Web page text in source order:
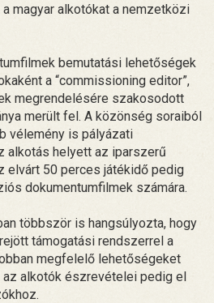
magyar alkotókat a nemzetközi
bemutatási lehetőségek
a “commissioning editor”,
megrendelésére szakosodott
merült fel. A közönség soraiból
vélemény is pályázati
alkotás helyett az iparszerű
elvárt 50 perces játékidő pedig
dokumentumfilmek számára.
többször is hangsúlyozta, hogy
támogatási rendszerrel a
megfelelő lehetőségeket
alkotók észrevételei pedig el